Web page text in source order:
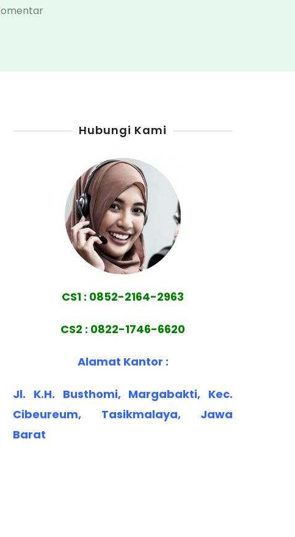
Hubungi Kami
CS1 : 0852-2164-2963
CS2 : 0822-1746-6620
Alamat Kantor :
Jl. K.H. Busthomi, Margabakti, Kec.
Cibeureum, Tasikmalaya, Jawa
Barat